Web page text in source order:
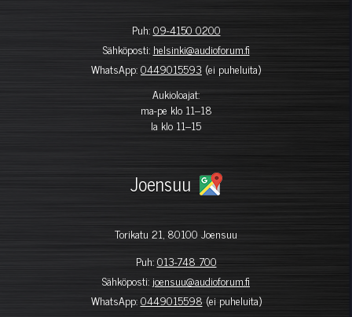
Puh:09-4150 0200
Sähköposti: helsinki@audioforum.fi
WhatsApp:0449015593 (ei puheluita)
Aukioloajat:
ma-pe klo 11–18
la klo 11–15
Joensuu
Torikatu 21, 80100 Joensuu
Puh:013-748 700
Sähköposti: joensuu@audioforum.fi
WhatsApp:0449015598 (ei puheluita)